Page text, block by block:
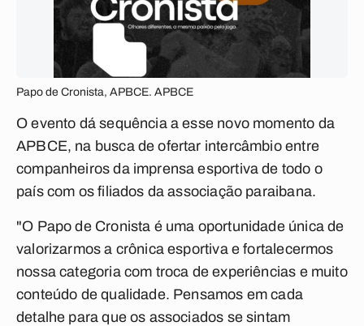
Papo de Cronista, APBCE. APBCE
O evento dá sequência a esse novo momento da
APBCE, na busca de ofertar intercâmbio entre
companheiros da imprensa esportiva de todo o
país com os filiados da associação paraibana.
"O Papo de Cronista é uma oportunidade única de
valorizarmos a crônica esportiva e fortalecermos
nossa categoria com troca de experiências e muito
conteúdo de qualidade. Pensamos em cada
detalhe para que os associados se sintam